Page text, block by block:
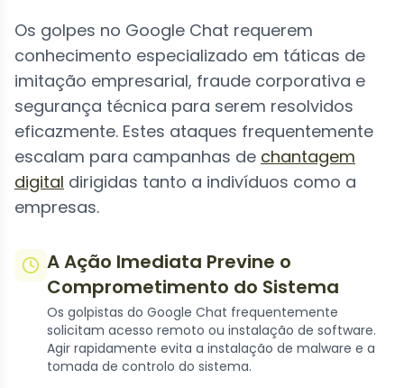
Os golpes no Google Chat requerem
conhecimento especializado em táticas de
imitação empresarial, fraude corporativa e
segurança técnica para serem resolvidos
eficazmente. Estes ataques frequentemente
escalam para campanhas de chantagem
digital dirigidas tanto a indivíduos como a
empresas.
A Ação Imediata Previne o
Comprometimento do Sistema
Os golpistas do Google Chat frequentemente
solicitam acesso remoto ou instalação de software.
Agir rapidamente evita a instalação de malware e a
tomada de controlo do sistema.